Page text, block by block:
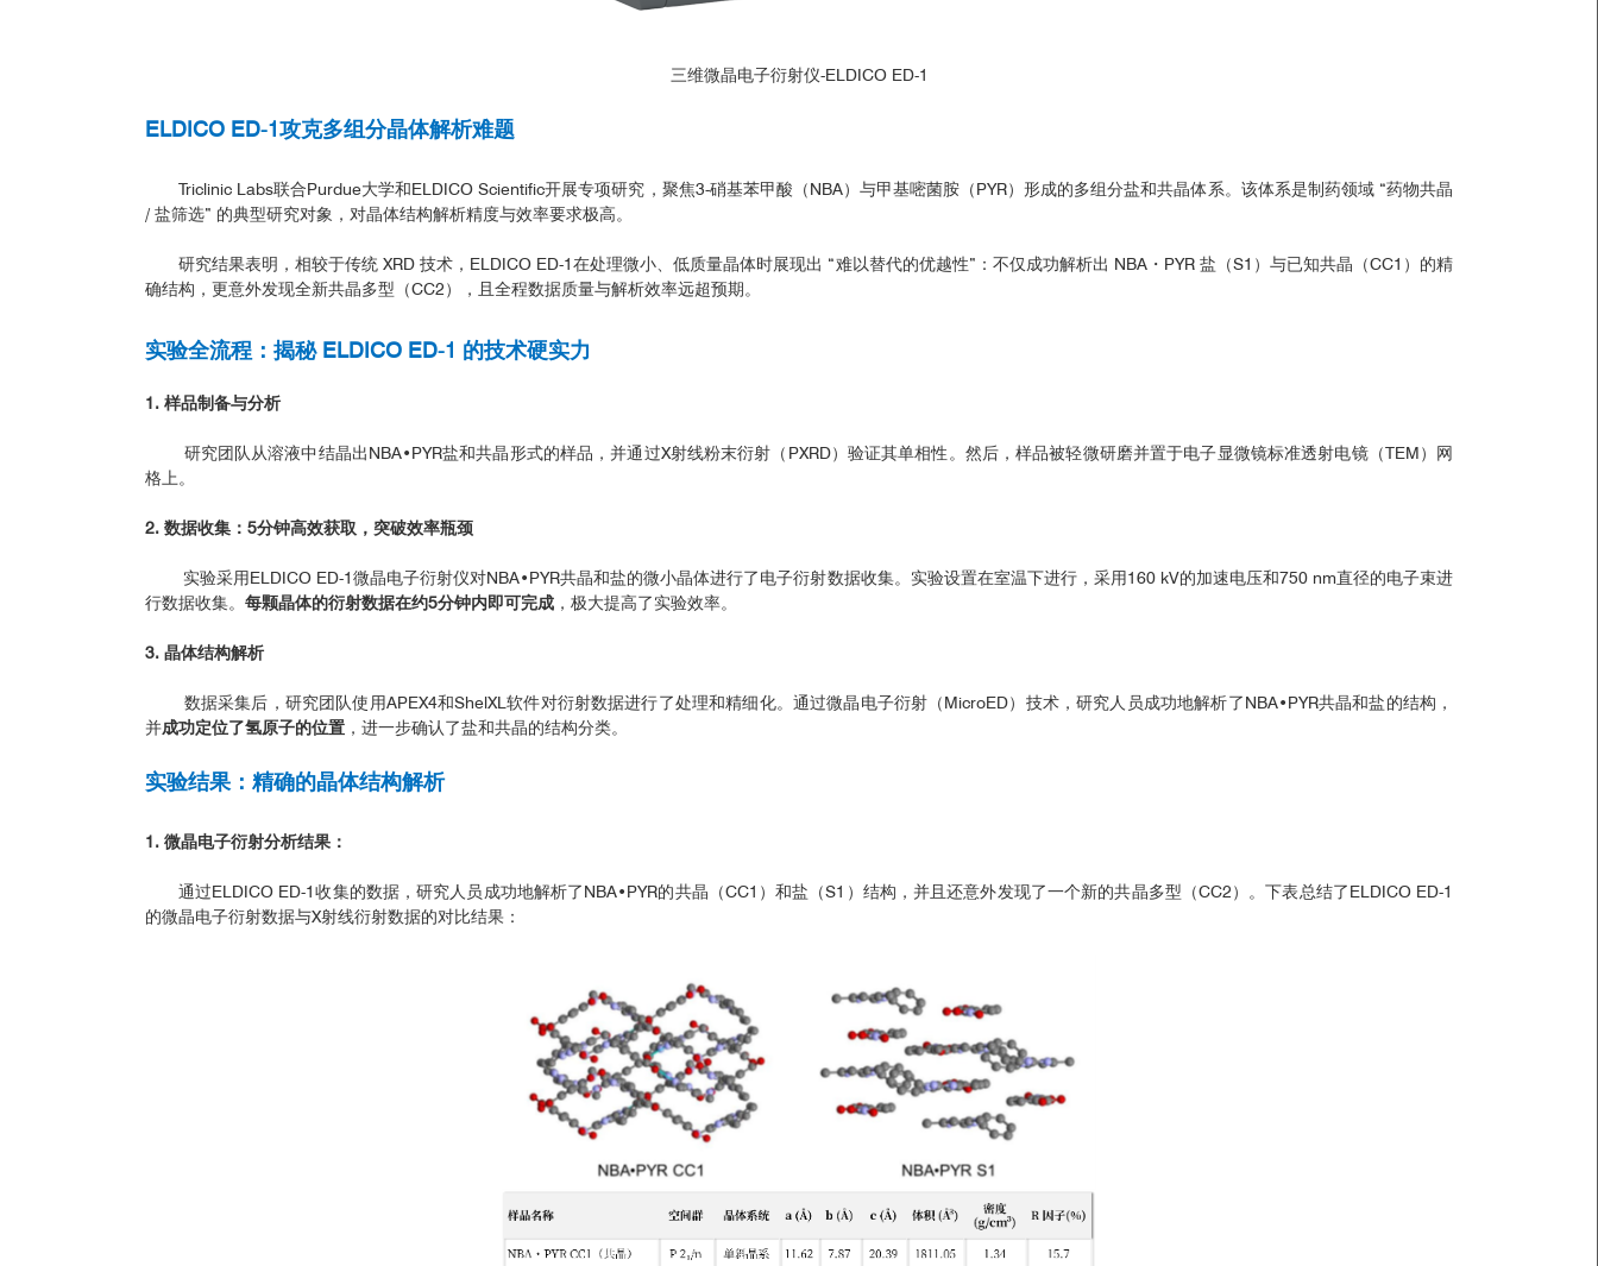
三维微晶电子衍射仪-ELDICO ED-1
ELDICO ED-1攻克多组分晶体解析难题
Triclinic Labs联合Purdue大学和ELDICO Scientific开展专项研究，聚焦3-硝基苯甲酸（NBA）与甲基嘧菌胺（PYR）形成的多组分盐和共晶体系。该体系是制药领域 “药物共晶
/ 盐筛选” 的典型研究对象，对晶体结构解析精度与效率要求极高。
研究结果表明，相较于传统 XRD 技术，ELDICO ED-1在处理微小、低质量晶体时展现出 “难以替代的优越性”：不仅成功解析出 NBA・PYR 盐（S1）与已知共晶（CC1）的精
确结构，更意外发现全新共晶多型（CC2），且全程数据质量与解析效率远超预期。
实验全流程：揭秘 ELDICO ED-1 的技术硬实力
1. 样品制备与分析
研究团队从溶液中结晶出NBA•PYR盐和共晶形式的样品，并通过X射线粉末衍射（PXRD）验证其单相性。然后，样品被轻微研磨并置于电子显微镜标准透射电镜（TEM）网
格上。
2. 数据收集：5分钟高效获取，突破效率瓶颈
实验采用ELDICO ED-1微晶电子衍射仪对NBA•PYR共晶和盐的微小晶体进行了电子衍射数据收集。实验设置在室温下进行，采用160 kV的加速电压和750 nm直径的电子束进
行数据收集。 每颗晶体的衍射数据在约5分钟内即可完成 ，极大提高了实验效率。
3. 晶体结构解析
数据采集后，研究团队使用APEX4和ShelXL软件对衍射数据进行了处理和精细化。通过微晶电子衍射（MicroED）技术，研究人员成功地解析了NBA•PYR共晶和盐的结构，
并成功定位了氢原子的位置 ，进一步确认了盐和共晶的结构分类。
实验结果：精确的晶体结构解析
1. 微晶电子衍射分析结果：
通过ELDICO ED-1收集的数据，研究人员成功地解析了NBA•PYR的共晶（CC1）和盐（S1）结构，并且还意外发现了一个新的共晶多型（CC2）。下表总结了ELDICO ED-1
的微晶电子衍射数据与X射线衍射数据的对比结果：